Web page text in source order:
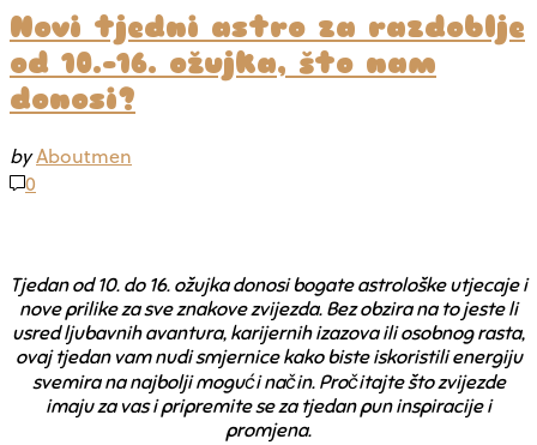
Novi tjedni astro za razdoblje
od 10.-16. ožujka, što nam
donosi?
byAboutmen
0
Tjedan od 10. do 16. ožujka donosi bogate astrološke utjecaje i
nove prilike za sve znakove zvijezda. Bez obzira na to jeste li
usred ljubavnih avantura, karijernih izazova ili osobnog rasta,
ovaj tjedan vam nudi smjernice kako biste iskoristili energiju
svemira na najbolji mogući način. Pročitajte što zvijezde
imaju za vas i pripremite se za tjedan pun inspiracije i
promjena.